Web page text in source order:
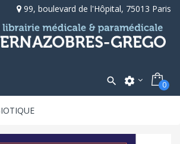
99, boulevard de l'Hôpital, 75013 Paris
 settings 0